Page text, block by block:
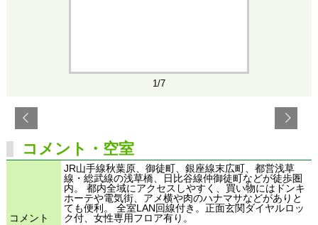
1/7
コメント・空室
コメント
JR山手線秋葉原、御徒町、銀座線末広町、都営浅草
線・総武線の浅草橋、日比谷線仲御徒町などが徒歩圏
内。 都内全域にアクセスしやすく、買い物にはドンキ
ホーテや電気街、アメ横や肉のハナマサなどがありと
ても便利。 全室LAN回線付き。正面玄関ダイヤルロッ
ク付、女性専用フロア有り。